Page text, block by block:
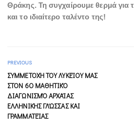
Θράκης. Τη συγχαίρουμε θερμά για
και το ιδιαίτερο ταλέντο της!
PREVIOUS
ΣΥΜΜΕΤΟΧΉ ΤΟΥ ΛΥΚΕΊΟΥ ΜΑΣ
ΣΤΟΝ 6Ο ΜΑΘΗΤΙΚΌ
ΔΙΑΓΩΝΙΣΜΌ ΑΡΧΑΊΑΣ
ΕΛΛΗΝΙΚΉΣ ΓΛΏΣΣΑΣ ΚΑΙ
ΓΡΑΜΜΑΤΕΊΑΣ